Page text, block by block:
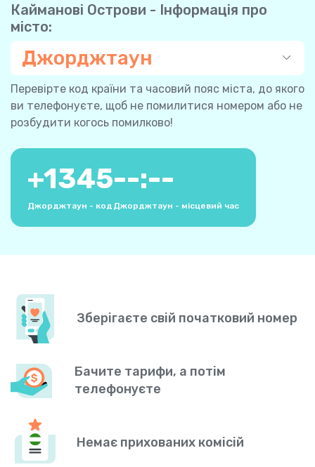
Кайманові Острови - Інформація про
місто:
Джорджтаун
Перевірте код країни та часовий пояс міста, до якого
ви телефонуєте, щоб не помилитися номером або не
розбудити когось помилково!
+1345
Джорджтаун - код
--:--
Джорджтаун - місцевий час
Зберігаєте свій початковий номер
Бачите тарифи, а потім
телефонуєте
Немає прихованих комісій